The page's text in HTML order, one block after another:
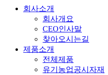
회사소개
회사개요
CEO인사말
찾아오시는길
제품소개
전체제품
유기농업공시자재